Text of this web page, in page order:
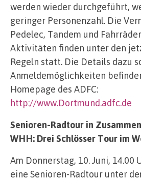
werden wieder durchgeführt,
geringer Personenzahl. Die
Pedelec, Tandem und
Aktivitäten finden unter den
Regeln statt. Die Details dazu
Anmeldemöglichkeiten
Homepage des ADFC:
http://www.Dortmund.adfc.de
Senioren-Radtour in
WHH: Drei Schlösser Tour im
Am Donnerstag, 10. Juni, 14.00
eine Senioren-Radtour unter